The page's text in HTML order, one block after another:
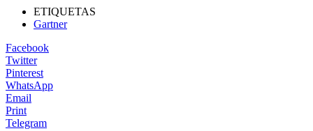
ETIQUETAS
Gartner
Facebook
Twitter
Pinterest
WhatsApp
Email
Print
Telegram